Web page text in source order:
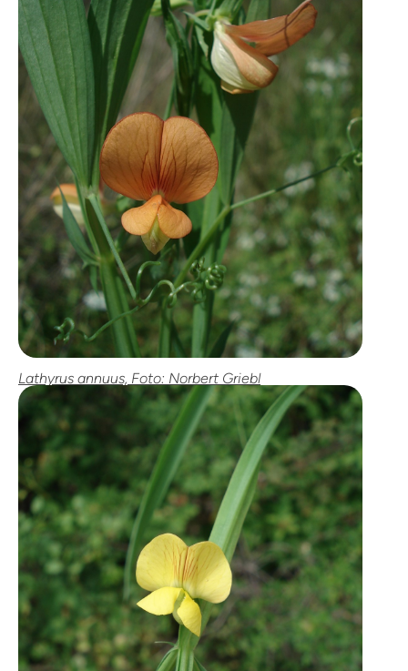
Lathyrus annuus, Foto: Norbert Griebl